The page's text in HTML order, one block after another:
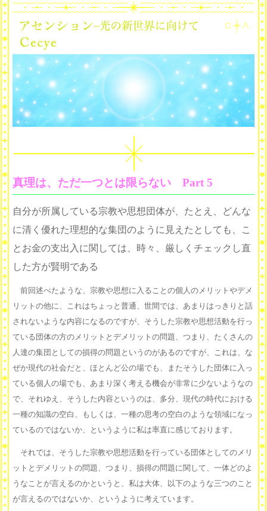
真理は、ただ一つとは限らない Part 5
自分が所属している宗教や思想団体が、たとえ、どんな
に清く優れた理想的な集団のように見えたとしても、こ
とお金の支出入に関しては、時々、厳しくチェックし直
した方が賢明である
前回述べたような、宗教や思想に入ることの個人のメリットやデメ
リットの他に、これはちょっと普通、世間では、あまりはっきりと話
されないような内容になるのですが、そうした宗教や思想活動を行っ
ている団体の方のメリットとデメリットの問題、つまり、たくさんの
人達の集団としての損得の問題というのがあるのですが、これは、な
ぜか現代の社会だと、ほとんど公の場でも、またそうした団体に入っ
ている個人の場でも、あまり深く考える機会が非常に少ないようなの
で、それゆえ、そうした内容というのは、多分、現代の時代における
一種の知識の空白、もしくは、一種の思考の空白のような領域になっ
ているのではないか、というように私は率直に感じております。
それでは、そうした宗教や思想活動を行っている団体としてのメリ
ットとデメリットの問題、つまり、損得の問題に関して、一体どのよ
うなことが言えるのかというと、私は大体、以下のような三つのこと
が言えるのではないか、というように考えています。